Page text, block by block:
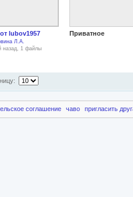
lubov1957
Л.А.
назад, 1 файлы
Приватное
соглашение чаво пригласить